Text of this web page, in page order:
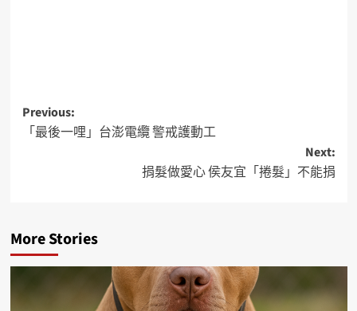
Previous:
「最後一哩」台澎電纜 警戒護動工
Next:
捐髮做愛心 侯友宜「捲髮」不能捐
More Stories